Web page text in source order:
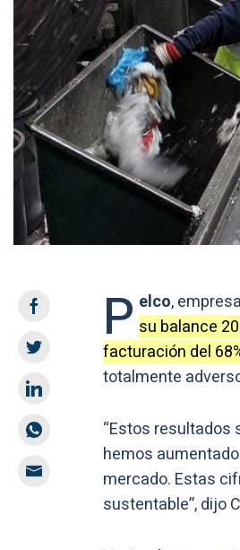
P elco,
su balance
facturación del
totalmente
“Estos resultados
hemos
mercado. Estas
sustentable”, dijo